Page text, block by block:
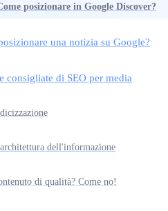
posizionare in Google Discover?
una notizia su Google?
consigliate di SEO per media
dell'informazione
di qualità? Come no!